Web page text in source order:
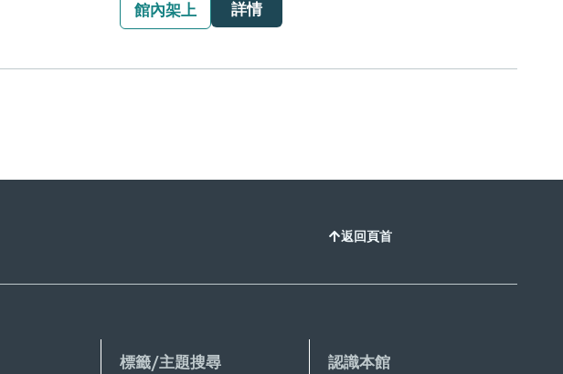
館內架上 詳情
返回頁首
標籤/主題搜尋
認識本館